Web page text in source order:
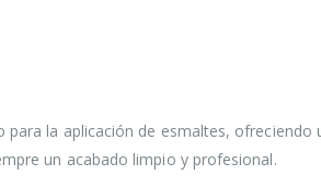
la aplicación de esmaltes,
un acabado limpio y profesional.